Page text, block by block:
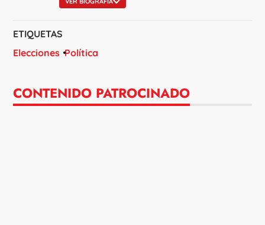
ETIQUETAS
Elecciones Política
CONTENIDO PATROCINADO